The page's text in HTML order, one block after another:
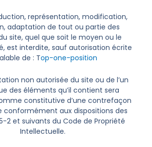
représentation, modification,
adaptation de tout ou partie des
site, quel que soit le moyen ou le
est interdite, sauf autorisation écrite
de : Top-one-position
non autorisée du site ou de l’un
des éléments qu’il contient sera
constitutive d’une contrefaçon
conformément aux dispositions des
2 et suivants du Code de Propriété
Intellectuelle.